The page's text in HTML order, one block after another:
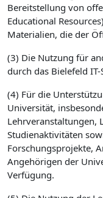
Bereitstellung von
Educational
Materialien, die der
(3) Die Nutzung für
durch das Bielefeld
(4) Für die
Universität,
Lehrveranstaltungen,
Studienaktivitäten
Forschungsprojekte,
Angehörigen der
Verfügung.